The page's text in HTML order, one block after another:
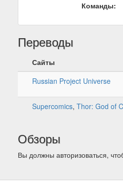
Команды:
Переводы
Сайты
Russian Project Universe
Supercomics, Thor: God of
Обзоры
Вы должны авторизоваться,